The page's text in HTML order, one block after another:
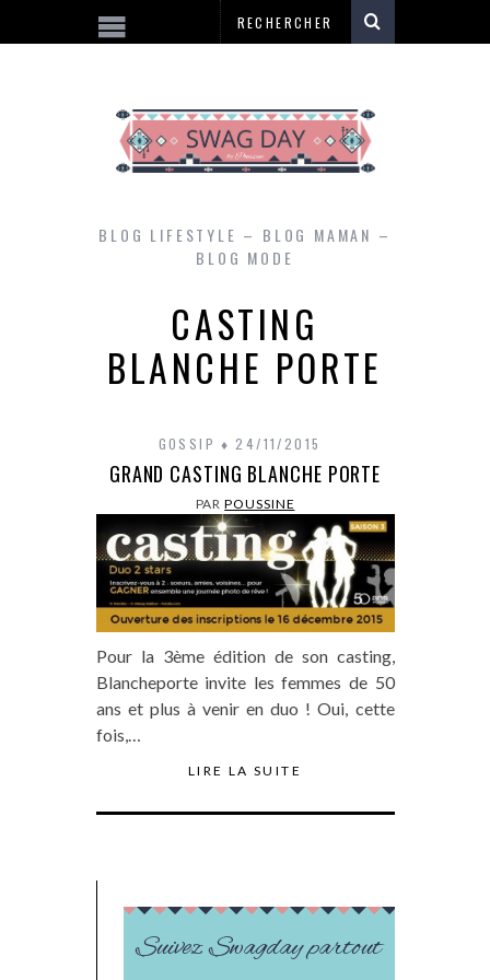
BLOG LIFESTYLE – BLOG MAMAN –
BLOG MODE
CASTING
BLANCHE PORTE
GOSSIP 24/11/2015
GRAND CASTING BLANCHE PORTE
PARPOUSSINE
Pour la 3ème édition de son casting,
Blancheporte invite les femmes de 50
ans et plus à venir en duo ! Oui, cette
fois,…
LIRE LA SUITE
Suivez Swagday partout